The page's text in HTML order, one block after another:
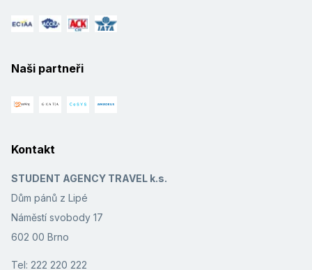
Naši partneři
Kontakt
STUDENT AGENCY TRAVEL k.s.
Dům pánů z Lipé
Náměstí svobody 17
602 00 Brno
Tel: 222 220 222